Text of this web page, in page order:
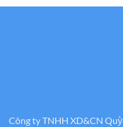
Công ty TNHH XD&CN